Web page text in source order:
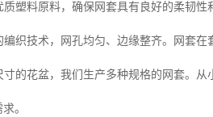
质塑料原料，确保网套具有良好的柔韧
编织技术，网孔均匀、边缘整齐。网套
寸的花盆，我们生产多种规格的网套。
。